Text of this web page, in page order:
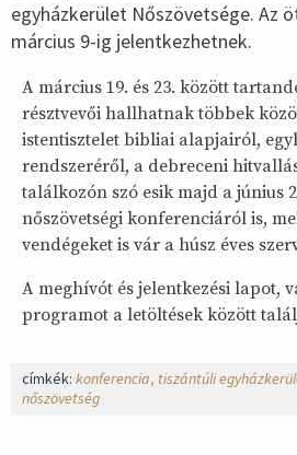
egyházkerület Nőszövetsége. Az
március 9-ig jelentkezhetnek.
A március 19. és 23. között
résztvevői hallhatnak többek
istentisztelet bibliai alapjairól,
rendszeréről, a debreceni
találkozón szó esik majd a június
nőszövetségi konferenciáról is,
vendégeket is vár a húsz éves
A meghívót és jelentkezési lapot,
programot a letöltések között
címkék: konferencia tiszántúli
nőszövetség